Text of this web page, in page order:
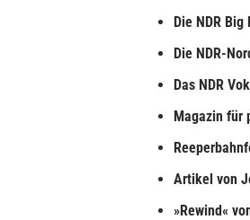
Die NDR Big
Die NDR-
Das NDR
Magazin für
Artikel von
»Rewind«